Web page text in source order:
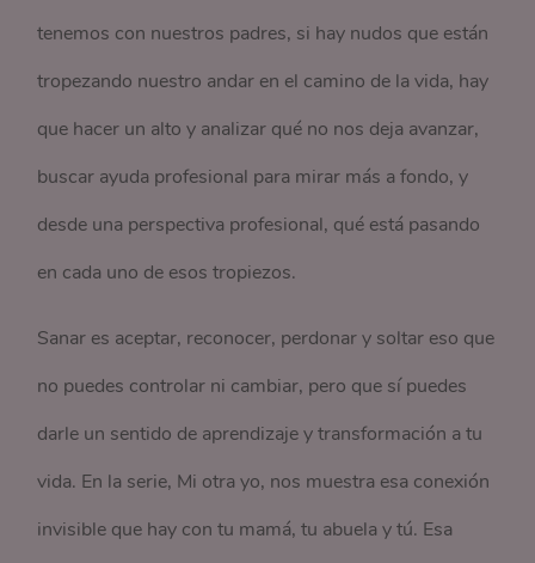
tenemos con nuestros padres, si hay nudos que están
tropezando nuestro andar en el camino de la vida, hay
que hacer un alto y analizar qué no nos deja avanzar,
buscar ayuda profesional para mirar más a fondo, y
desde una perspectiva profesional, qué está pasando
en cada uno de esos tropiezos.
Sanar es aceptar, reconocer, perdonar y soltar eso que
no puedes controlar ni cambiar, pero que sí puedes
darle un sentido de aprendizaje y transformación a tu
vida. En la serie, Mi otra yo, nos muestra esa conexión
invisible que hay con tu mamá, tu abuela y tú. Esa